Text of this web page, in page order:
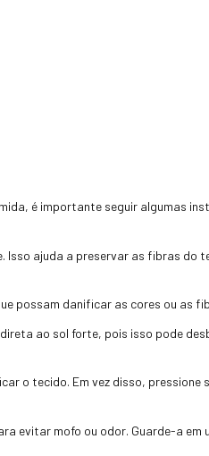
é importante seguir algumas
Isso ajuda a preservar as fibras do
possam danificar as cores ou as
ao sol forte, pois isso pode
o tecido. Em vez disso, pressione
evitar mofo ou odor. Guarde-a em